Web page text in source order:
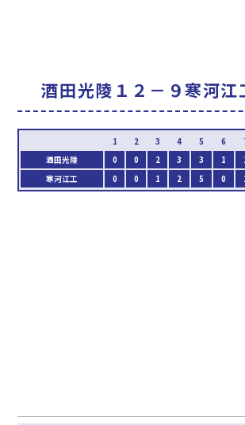
酒田光陵１２－９寒河江
酒田光陵 0 0 2 3 3 1
寒河江工
0 0 1 2 5 0